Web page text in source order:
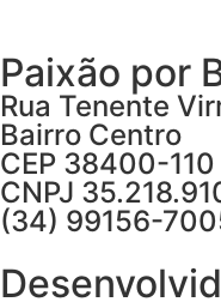
Paixão por
Rua Tenente
Bairro Centro
CEP 38400-110
CNPJ
(34) 99156-